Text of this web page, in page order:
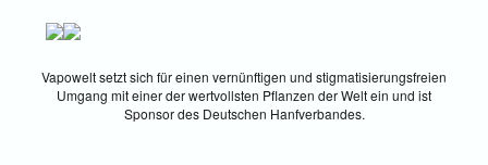
Vapowelt setzt sich für einen vernünftigen und stigmatisierungsfreien
Umgang mit einer der wertvollsten Pflanzen der Welt ein und ist
Sponsor des Deutschen Hanfverbandes.